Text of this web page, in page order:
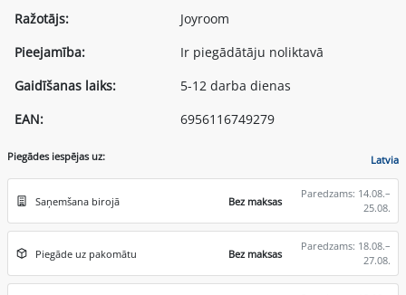
Ražotājs:
Joyroom
Pieejamība:
Ir piegādātāju noliktavā
Gaidīšanas laiks:
5-12 darba dienas
EAN:
6956116749279
Piegādes iespējas uz: Latvia
Saņemšana birojā Bez maksas
Paredzams: 14.08.–
25.08.
Piegāde uz pakomātu Bez maksas
Paredzams: 18.08.–
27.08.